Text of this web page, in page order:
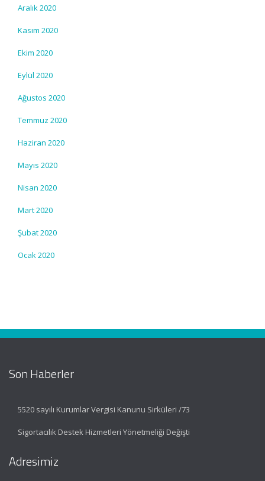
Aralık 2020
Kasım 2020
Ekim 2020
Eylül 2020
Ağustos 2020
Temmuz 2020
Haziran 2020
Mayıs 2020
Nisan 2020
Mart 2020
Şubat 2020
Ocak 2020
Son Haberler
5520 sayılı Kurumlar Vergisi Kanunu Sirküleri /73
Sigortacılık Destek Hizmetleri Yönetmeliği Değişti
Adresimiz